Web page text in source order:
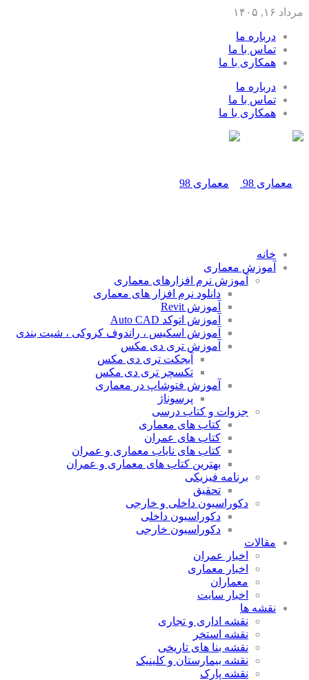
مرداد ۱۶, ۱۴۰۵
درباره ما
تماس با ما
همکاری با ما
درباره ما
تماس با ما
همکاری با ما
خانه
آموزش معماری
آموزش نرم افزارهای معماری
دانلود نرم افزار های معماری
آموزش Revit
آموزش اتوکد Auto CAD
آموزش اسکیس ، راندوف کروکی ، شیت بندی
آموزش تری دی مکس
آبجکت تری دی مکس
تکسچر تری دی مکس
آموزش فتوشاپ در معماری
پرسوناژ
جزوات و کتاب درسی
کتاب های معماری
کتاب های عمران
کتاب های نایاب معماری و عمران
بهترین کتاب های معماری و عمران
برنامه فیزیکی
تحقیق
دکوراسیون داخلی و خارجی
دکوراسیون داخلی
دکوراسیون خارجی
مقالات
اخبار عمران
اخبار معماری
معماران
اخبار سایت
نقشه ها
نقشه اداری و تجاری
نقشه استخر
نقشه بنا های تاریخی
نقشه بیمارستان و کلینیک
نقشه پارک